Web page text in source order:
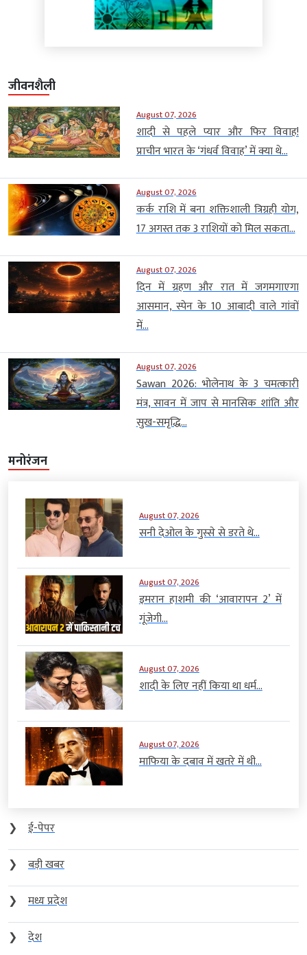
जीवनशैली
August 07, 2026
शादी से पहले प्यार और फिर विवाह!
प्राचीन भारत के ‘गंधर्व विवाह’ में क्या थे...
August 07, 2026
कर्क राशि में बना शक्तिशाली त्रिग्रही योग,
17 अगस्त तक 3 राशियों को मिल सकता...
August 07, 2026
दिन में ग्रहण और रात में जगमगाएगा
आसमान, स्पेन के 10 आबादी वाले गांवों
में...
August 07, 2026
Sawan 2026: भोलेनाथ के 3 चमत्कारी
मंत्र, सावन में जाप से मानसिक शांति और
सुख-समृद्धि...
मनोरंजन
August 07, 2026
सनी देओल के गुस्से से डरते थे...
August 07, 2026
इमरान हाशमी की ‘आवारापन 2’ में
गूंजेगी...
August 07, 2026
शादी के लिए नहीं किया था धर्म...
August 07, 2026
माफिया के दबाव में खतरे में थी...
❯
ई-पेपर
❯
बड़ी खबर
❯
मध्य प्रदेश
❯
देश